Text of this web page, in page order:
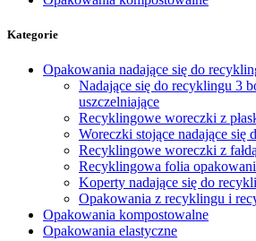
Kategorie
Opakowania nadające się do
Nadające się do recyklingu 3
uszczelniające
Recyklingowe woreczki z
Woreczki stojące nadające się
Recyklingowe woreczki z
Recyklingowa folia
Koperty nadające się do
Opakowania z recyklingu i
Opakowania kompostowalne
Opakowania elastyczne